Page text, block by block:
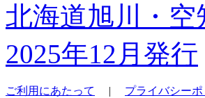
北海道旭川・
2025年12月発行
ご利用にあたって | プライバシー